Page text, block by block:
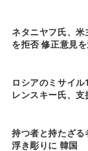
ネタニヤフ氏、
を拒否 修正意見
ロシアのミサイ
レンスキー氏、支
持つ者と持たざ
浮き彫りに 韓国